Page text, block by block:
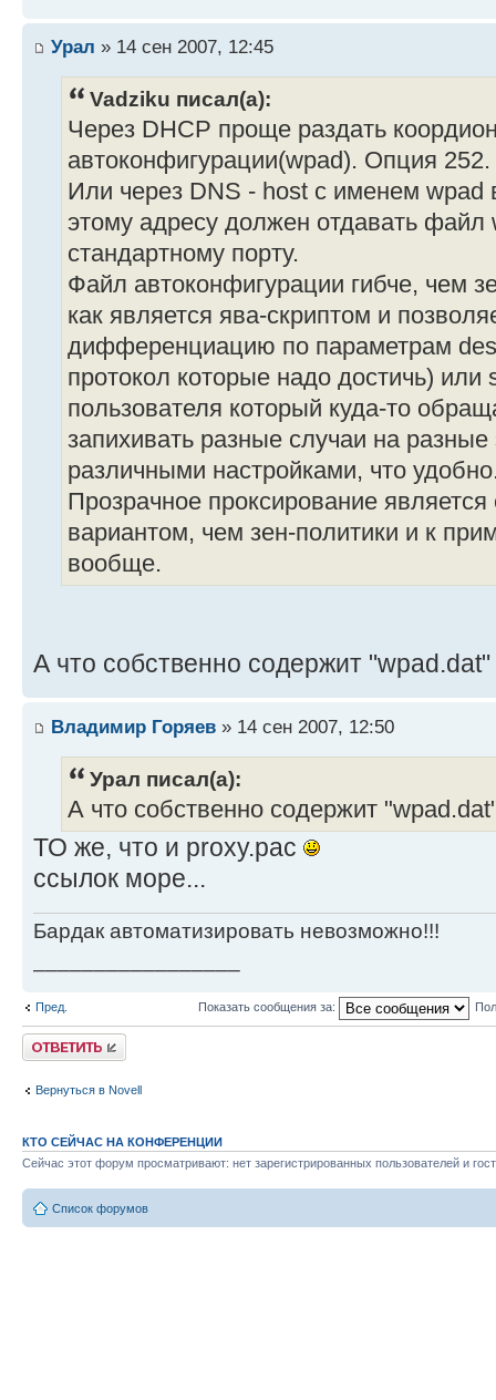
Урал » 14 сен 2007, 12:45
Vadziku писал(а):
Через DHCP проще раздать
автоконфигурации(wpad). Опция 252.
Или через DNS - host с именем
этому адресу должен отдавать файл
стандартному порту.
Файл автоконфигурации гибче, чем
как является ява-скриптом и
дифференциацию по параметрам
протокол которые надо достичь) или
пользователя который куда-то
запихивать разные случаи на
различными настройками, что
Прозрачное проксирование
вариантом, чем зен-политики и к
вообще.
А что собственно содержит "wpad.dat"
Владимир Горяев » 14 сен 2007, 12:50
Урал писал(а):
А что собственно содержит
ТО же, что и proxy.pac
ссылок море...
Бардак автоматизировать невозможно!!!
Пред. Показать сообщения за:
Ответить
Вернуться в Novell
КТО СЕЙЧАС НА КОНФЕРЕНЦИИ
Сейчас этот форум просматривают: нет зарегистрированных пользователей и
Список форумов